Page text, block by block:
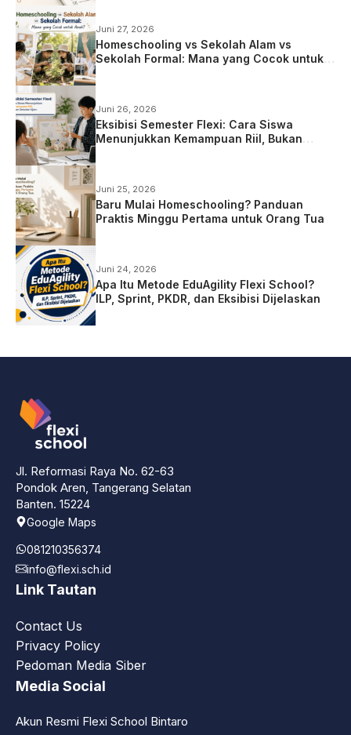
Juni 27, 2026
Homeschooling vs Sekolah Alam vs
Sekolah Formal: Mana yang Cocok untuk
Juni 26, 2026
Eksibisi Semester Flexi: Cara Siswa
Menunjukkan Kemampuan Riil, Bukan
Juni 25, 2026
Baru Mulai Homeschooling? Panduan
Praktis Minggu Pertama untuk Orang Tua
Juni 24, 2026
Apa Itu Metode EduAgility Flexi School?
ILP, Sprint, PKDR, dan Eksibisi Dijelaskan
Jl. Reformasi Raya No. 62-63
Pondok Aren, Tangerang Selatan
Banten. 15224
Google Maps
081210356374
info@flexi.sch.id
Link Tautan
Contact Us
Privacy Policy
Pedoman Media Siber
Media Social
Akun Resmi Flexi School Bintaro